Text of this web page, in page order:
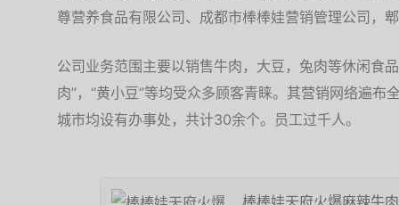
尊营养食品有限公司、成都市棒棒娃营销管理公司，
公司业务范围主要以销售牛肉，大豆，兔肉等休闲食
肉”，“黄小豆”等均受众多顾客青睐。其营销网络遍
城市均设有办事处，共计30余个。员工过千人。
棒棒娃天府火爆麻辣牛